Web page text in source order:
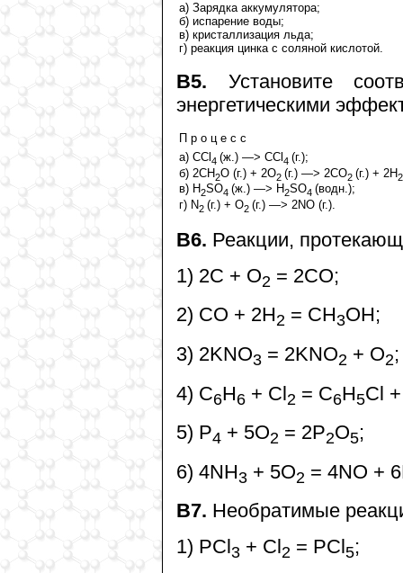
а) Зарядка аккумулятора;
б) испарение воды;
в) кристаллизация льда;
г) реакция цинка с соляной кислотой.
В5. Установите
энергетическими
П р о ц е с с
а) СCl 4 (ж.) —> CCl 4 (г.);
б) 2СH2О (г.) + 2О2 (г.) —> 2СО2 (г.) + 2Н2
в) H2SO4 (ж.) —> H2SO4 (водн.);
г) N2 (г.) + O2 (г.) —> 2NO (г.).
В6. Реакции,
1) 2С + О2 = 2СО;
2) СО + 2Н2 = СН3ОН;
3) 2KNO3 = 2KNO2 + O2;
4) C6H6 + Cl2 = C6H5Cl
5) Р4 + 5О2 = 2Р2О5;
6) 4NH3 + 5O2 = 4NO +
В7. Необратимые
1) PCl3 + Cl2 = PCl5;